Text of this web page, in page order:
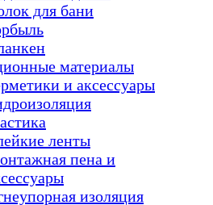
для бани
материалы
и аксессуары
ленты
пена и
изоляция